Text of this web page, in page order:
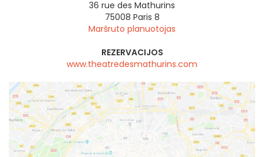
36 rue des Mathurins
75008 Paris 8
Maršruto planuotojas
REZERVACIJOS
www.theatredesmathurins.com